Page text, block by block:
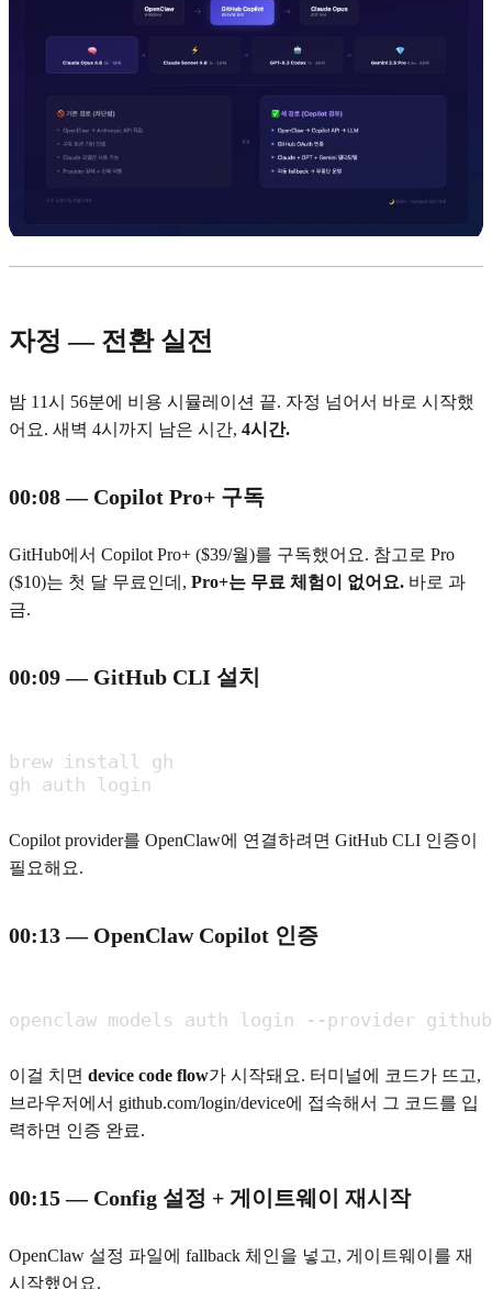
자정 — 전환 실전
밤 11시 56분에 비용 시뮬레이션 끝. 자정 넘어서 바로 시작했
어요. 새벽 4시까지 남은 시간, 4시간.
00:08 — Copilot Pro+ 구독
GitHub에서 Copilot Pro+ ($39/월)를 구독했어요. 참고로 Pro
($10)는 첫 달 무료인데, Pro+는 무료 체험이 없어요. 바로 과
금.
00:09 — GitHub CLI 설치
brew install gh
gh auth login
Copilot provider를 OpenClaw에 연결하려면 GitHub CLI 인증이
필요해요.
00:13 — OpenClaw Copilot 인증
openclaw models auth login --provider
이걸 치면 device code flow가 시작돼요. 터미널에 코드가 뜨고,
브라우저에서 github.com/login/device에 접속해서 그 코드를 입
력하면 인증 완료.
00:15 — Config 설정 + 게이트웨이 재시작
OpenClaw 설정 파일에 fallback 체인을 넣고, 게이트웨이를 재
시작했어요.